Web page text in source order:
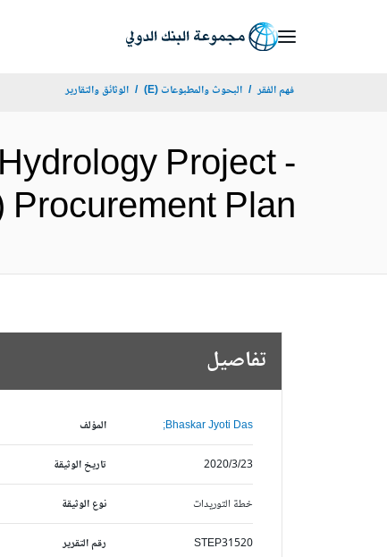
فهم الفقر البحوث والمطبوعات (E) الوثائق والتقارير
Project -
Procurement Plan (الإنجليزية)
تفاصيل
المؤلف Bhaskar Jyoti Das;
تاريخ الوثيقة 2020/3/23
نوع الوثيقة خطة التوريدات
رقم التقرير STEP31520